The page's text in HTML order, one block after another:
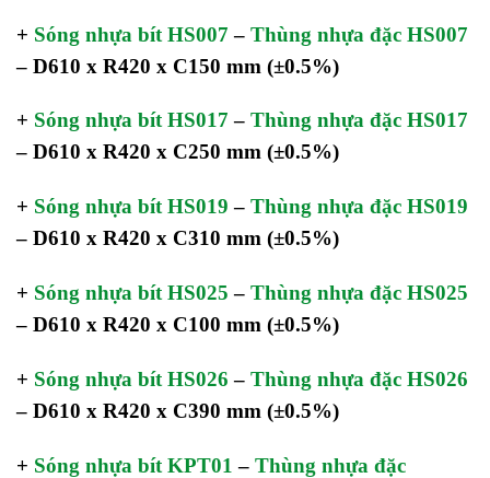
+ Sóng nhựa bít HS007 – Thùng nhựa đặc HS007
– D610 x R420 x C150 mm (±0.5%)
+ Sóng nhựa bít HS017 – Thùng nhựa đặc HS017
– D610 x R420 x C250 mm (±0.5%)
+ Sóng nhựa bít HS019 – Thùng nhựa đặc HS019
– D610 x R420 x C310 mm (±0.5%)
+ Sóng nhựa bít HS025 – Thùng nhựa đặc HS025
– D610 x R420 x C100 mm (±0.5%)
+ Sóng nhựa bít HS026 – Thùng nhựa đặc HS026
– D610 x R420 x C390 mm (±0.5%)
+ Sóng nhựa bít KPT01 – Thùng nhựa đặc